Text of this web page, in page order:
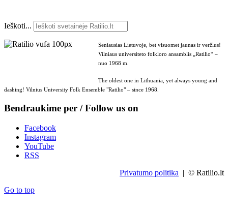
Ieškoti...
Seniausias Lietuvoje, bet visuomet jaunas ir veržlus!
Vilniaus universiteto folkloro ansamblis „Ratilio“ –
nuo 1968 m.
The oldest one in Lithuania, yet always young and
dashing! Vilnius University Folk Ensemble "Ratilio" – since 1968.
Bendraukime per / Follow us on
Facebook
Instagram
YouTube
RSS
Privatumo politika | © Ratilio.lt
Go to top